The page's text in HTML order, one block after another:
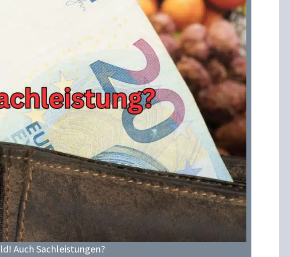
Auch Sachleistungen?